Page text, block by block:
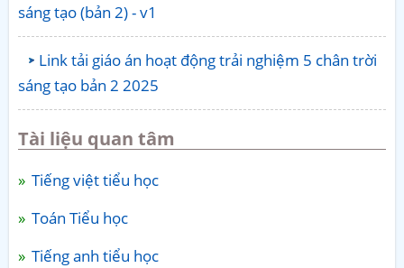
sáng tạo (bản 2) - v1
Link tải giáo án hoạt động trải nghiệm 5 chân trời
sáng tạo bản 2 2025
Tài liệu quan tâm
Tiếng việt tiểu học
Toán Tiểu học
Tiếng anh tiểu học